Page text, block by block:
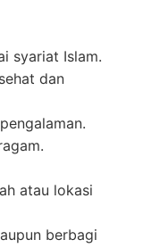
syariat Islam.
dan
atau lokasi
berbagi